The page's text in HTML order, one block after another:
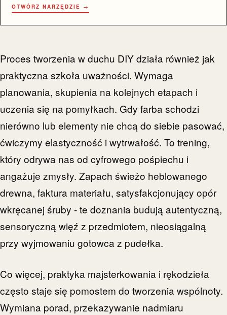
OTWÓRZ NARZĘDZIE →
Proces tworzenia w duchu DIY działa również jak
praktyczna szkoła uważności. Wymaga
planowania, skupienia na kolejnych etapach i
uczenia się na pomyłkach. Gdy farba schodzi
nierówno lub elementy nie chcą do siebie pasować,
ćwiczymy elastyczność i wytrwałość. To trening,
który odrywa nas od cyfrowego pośpiechu i
angażuje zmysły. Zapach świeżo heblowanego
drewna, faktura materiału, satysfakcjonujący opór
wkręcanej śruby - te doznania budują autentyczną,
sensoryczną więź z przedmiotem, nieosiągalną
przy wyjmowaniu gotowca z pudełka.
Co więcej, praktyka majsterkowania i rękodzieła
często staje się pomostem do tworzenia wspólnoty.
Wymiana porad, przekazywanie nadmiaru